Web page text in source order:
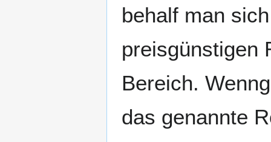
behalf man
preisgünstigen
Bereich.
das genannte